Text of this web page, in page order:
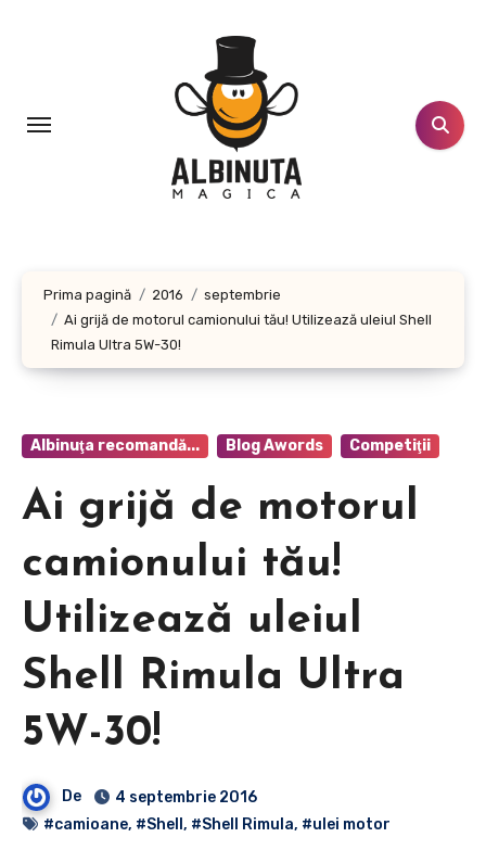
Prima pagină 2016
septembrie
Ai grijă de motorul camionului tău! Utilizează uleiul Shell
Rimula Ultra 5W-30!
Albinuţa recomandă... Blog Awords Competiţii
Ai grijă de motorul
camionului tău!
Utilizează uleiul
Shell Rimula Ultra
5W-30!
De
4 septembrie 2016
#camioane, #Shell , #Shell Rimula, #ulei motor